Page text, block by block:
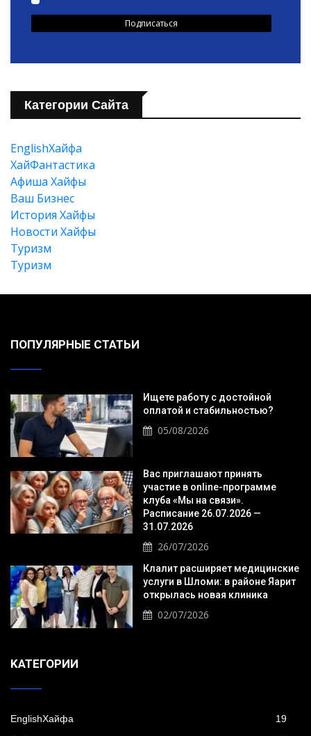
Категории Сайта
EnglishХайфа
XайФантастика
Афиша Хайфы
Ваш Бизнес
История Хайфы
Новости Хайфы
Туризм
Туризм
ПОПУЛЯРНЫЕ СТАТЬИ
Ищете работу с достойной
оплатой и стабильностью?
05/08/2026
Вас приглашают принять
участие в online-программе
клуба «Мы на связи».
Расписание 26.07.2026 —
31.07.2026
26/07/2026
Клалит расширяет медицинские
услуги в Шломи: в районе Яарит
открылась новая клиника
02/07/2026
KАТЕГОРИИ
EnglishХайфа 19